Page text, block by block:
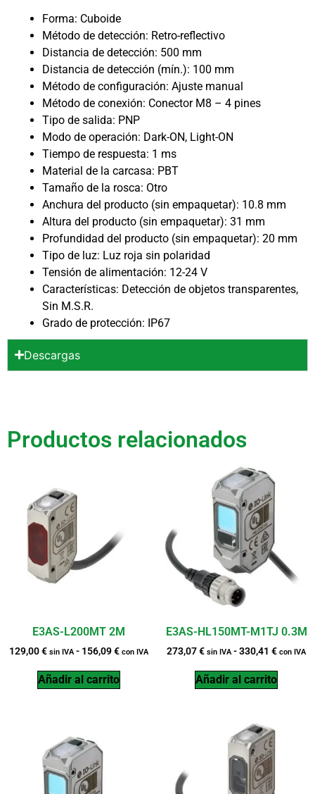
Forma: Cuboide
Método de detección: Retro-reflectivo
Distancia de detección: 500 mm
Distancia de detección (mín.): 100 mm
Método de configuración: Ajuste manual
Método de conexión: Conector M8 – 4 pines
Tipo de salida: PNP
Modo de operación: Dark-ON, Light-ON
Tiempo de respuesta: 1 ms
Material de la carcasa: PBT
Tamaño de la rosca: Otro
Anchura del producto (sin empaquetar): 10.8 mm
Altura del producto (sin empaquetar): 31 mm
Profundidad del producto (sin empaquetar): 20 mm
Tipo de luz: Luz roja sin polaridad
Tensión de alimentación: 12-24 V
Características: Detección de objetos transparentes,
Sin M.S.R.
Grado de protección: IP67
Descargas
Productos relacionados
E3AS-L200MT 2M
129,00€ sin IVA - 156,09€ con IVA
Añadir al carrito
E3AS-HL150MT-M1TJ 0.3M
273,07€ sin IVA -330,41 € con IVA
Añadir al carrito